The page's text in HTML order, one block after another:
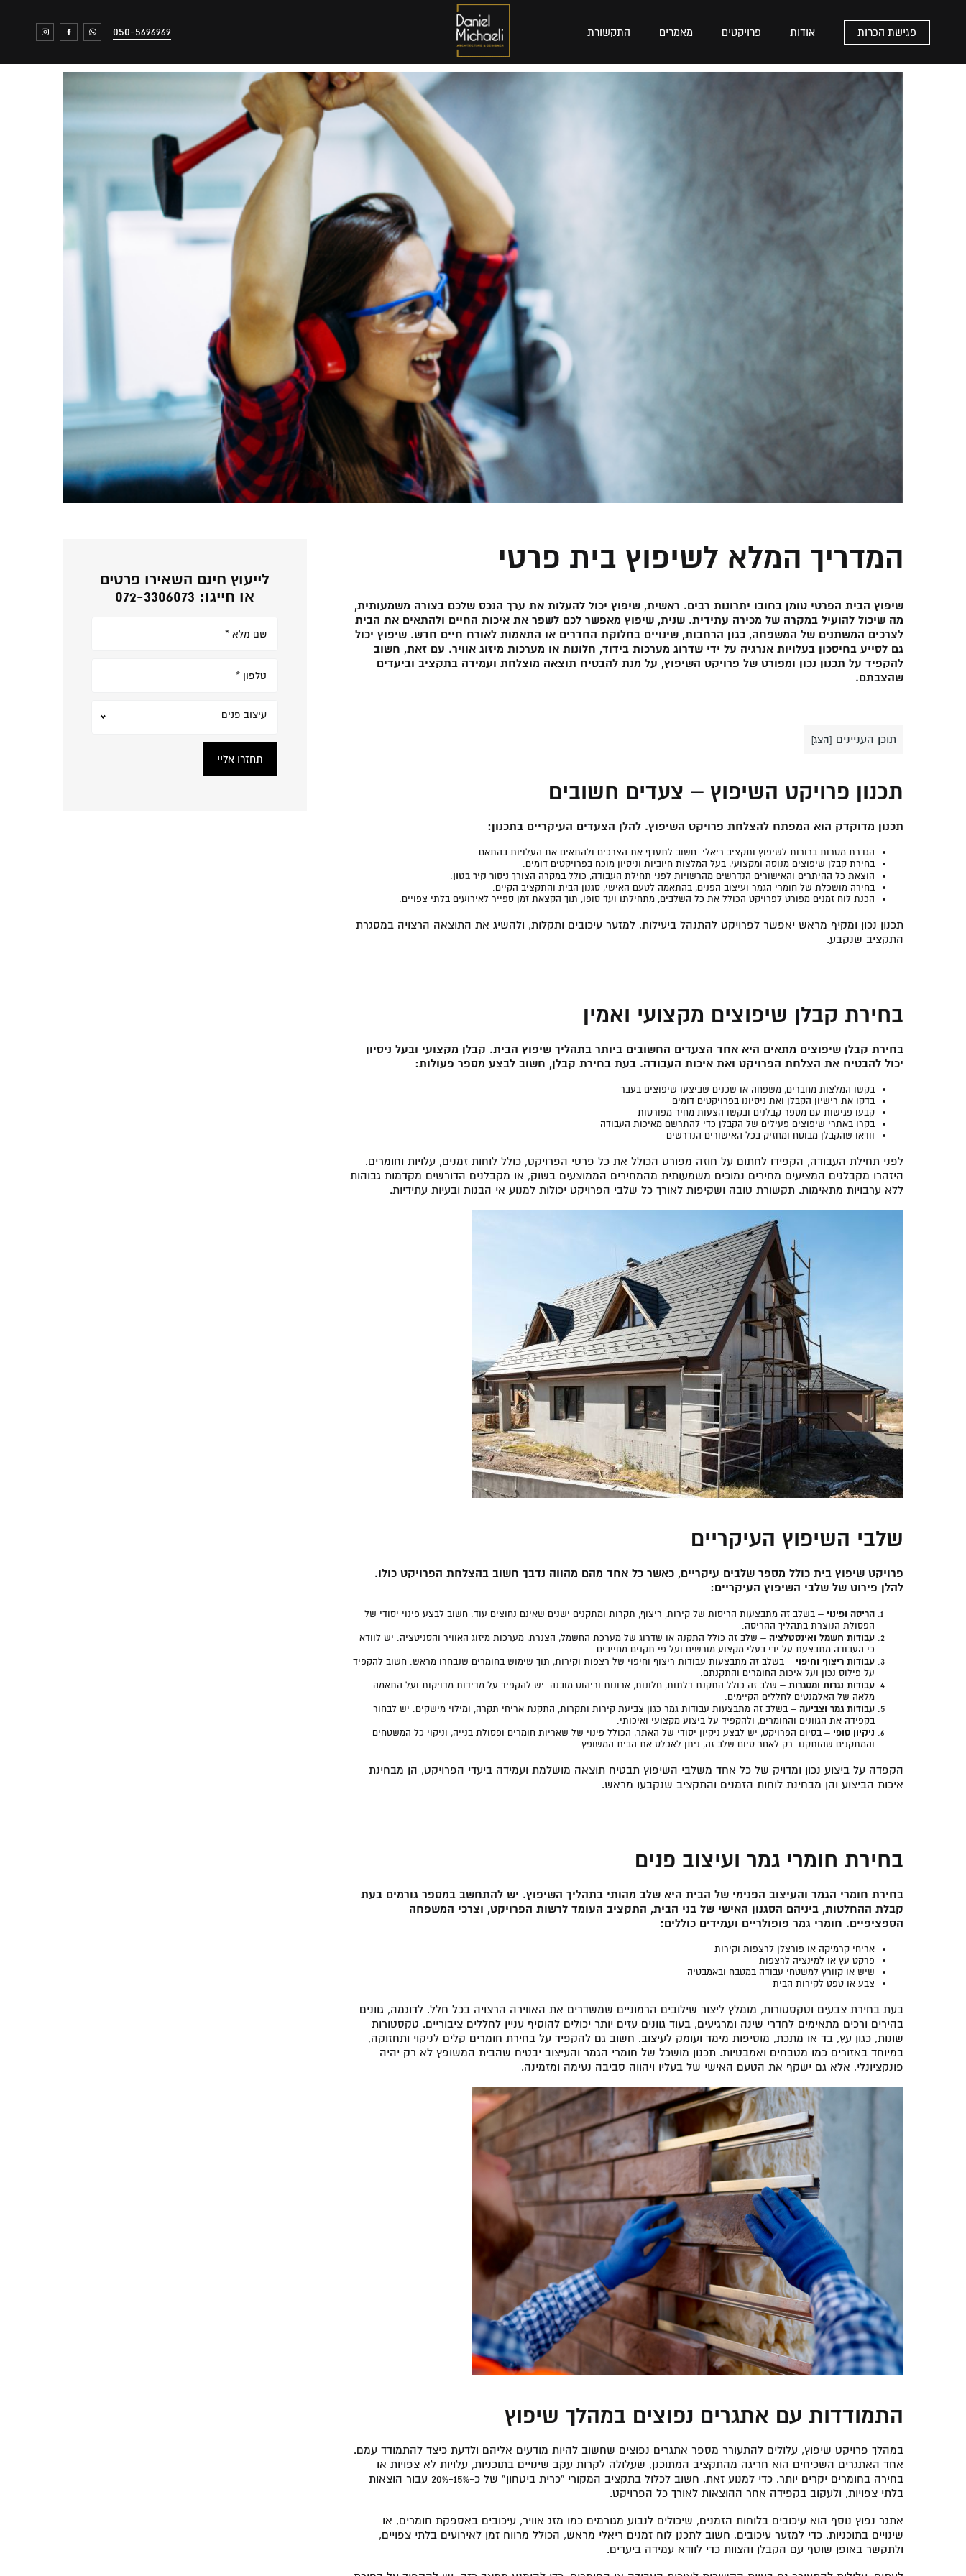
פגישת הכרות אודות פרויקטים מאמרים התקשורת 050-5696969
המדריך המלא לשיפוץ בית פרטי
שיפוץ הבית הפרטי טומן בחובו יתרונות רבים. ראשית, שיפוץ יכול להעלות את ערך הנכס שלכם בצורה משמעותית,
מה שיכול להועיל במקרה של מכירה עתידית. שנית, שיפוץ מאפשר לכם לשפר את איכות החיים ולהתאים את הבית
לצרכים המשתנים של המשפחה, כגון הרחבות, שינויים בחלוקת החדרים או התאמות לאורח חיים חדש. שיפוץ יכול
גם לסייע בחיסכון בעלויות אנרגיה על ידי שדרוג מערכות בידוד, חלונות או מערכות מיזוג אוויר. עם זאת, חשוב
להקפיד על תכנון נכון ומפורט של פרויקט השיפוץ, על מנת להבטיח תוצאה מוצלחת ועמידה בתקציב וביעדים
שהצבתם.
תוכן העניינים [הצג]
תכנון פרויקט השיפוץ – צעדים חשובים
תכנון מדוקדק הוא המפתח להצלחת פרויקט השיפוץ. להלן הצעדים העיקריים בתכנון:
הגדרת מטרות ברורות לשיפוץ ותקציב ריאלי. חשוב לתעדף את הצרכים ולהתאים את העלויות בהתאם.
בחירת קבלן שיפוצים מנוסה ומקצועי, בעל המלצות חיוביות וניסיון מוכח בפרויקטים דומים.
הוצאת כל ההיתרים והאישורים הנדרשים מהרשויות לפני תחילת העבודה, כולל במקרה הצורך ניסור קיר בטון.
בחירה מושכלת של חומרי הגמר ועיצוב הפנים, בהתאמה לטעם האישי, סגנון הבית והתקציב הקיים.
הכנת לוח זמנים מפורט לפרויקט הכולל את כל השלבים, מתחילתו ועד סופו, תוך הקצאת זמן ספייר לאירועים בלתי צפויים.
תכנון נכון ומקיף מראש יאפשר לפרויקט להתנהל ביעילות, למזער עיכובים ותקלות, ולהשיג את התוצאה הרצויה במסגרת
התקציב שנקבע.
בחירת קבלן שיפוצים מקצועי ואמין
בחירת קבלן שיפוצים מתאים היא אחד הצעדים החשובים ביותר בתהליך שיפוץ הבית. קבלן מקצועי ובעל ניסיון
יכול להבטיח את הצלחת הפרויקט ואת איכות העבודה. בעת בחירת קבלן, חשוב לבצע מספר פעולות:
בקשו המלצות מחברים, משפחה או שכנים שביצעו שיפוצים בעבר
בדקו את רישיון הקבלן ואת ניסיונו בפרויקטים דומים
קבעו פגישות עם מספר קבלנים ובקשו הצעות מחיר מפורטות
בקרו באתרי שיפוצים פעילים של הקבלן כדי להתרשם מאיכות העבודה
וודאו שהקבלן מבוטח ומחזיק בכל האישורים הנדרשים
לפני תחילת העבודה, הקפידו לחתום על חוזה מפורט הכולל את כל פרטי הפרויקט, כולל לוחות זמנים, עלויות וחומרים.
היזהרו מקבלנים המציעים מחירים נמוכים משמעותית מהמחירים הממוצעים בשוק, או מקבלנים הדורשים מקדמות גבוהות
ללא ערבויות מתאימות. תקשורת טובה ושקיפות לאורך כל שלבי הפרויקט יכולות למנוע אי הבנות ובעיות עתידיות.
שלבי השיפוץ העיקריים
פרויקט שיפוץ בית כולל מספר שלבים עיקריים, כאשר כל אחד מהם מהווה נדבך חשוב בהצלחת הפרויקט כולו.
להלן פירוט של שלבי השיפוץ העיקריים:
הריסה ופינוי – בשלב זה מתבצעות הריסות של קירות, ריצוף, תקרות ומתקנים ישנים שאינם נחוצים עוד. חשוב לבצע פינוי יסודי של
הפסולת הנוצרת בתהליך ההריסה.
עבודות חשמל ואינסטלציה – שלב זה כולל התקנה או שדרוג של מערכת החשמל, הצנרת, מערכות מיזוג האוויר והסניטציה. יש לוודא
כי העבודה מתבצעת על ידי בעלי מקצוע מורשים ועל פי תקנים מחייבים.
עבודות ריצוף וחיפוי – בשלב זה מתבצעות עבודות ריצוף וחיפוי של רצפות וקירות, תוך שימוש בחומרים שנבחרו מראש. חשוב להקפיד
על פילוס נכון ועל איכות החומרים והתקנתם.
עבודות נגרות ומסגרות – שלב זה כולל התקנת דלתות, חלונות, ארונות וריהוט מובנה. יש להקפיד על מדידות מדויקות ועל התאמה
מלאה של האלמנטים לחללים הקיימים.
עבודות גמר וצביעה – בשלב זה מתבצעות עבודות גמר כגון צביעת קירות ותקרות, התקנת אריחי תקרה, ומילוי מישקים. יש לבחור
בקפידה את הגוונים והחומרים, ולהקפיד על ביצוע מקצועי ואיכותי.
ניקיון סופי – בסיום הפרויקט, יש לבצע ניקיון יסודי של האתר, הכולל פינוי של שאריות חומרים ופסולת בנייה, וניקוי כל המשטחים
והמתקנים שהותקנו. רק לאחר סיום שלב זה, ניתן לאכלס את הבית המשופץ.
הקפדה על ביצוע נכון ומדויק של כל אחד משלבי השיפוץ תבטיח תוצאה מושלמת ועמידה ביעדי הפרויקט, הן מבחינת
איכות הביצוע והן מבחינת לוחות הזמנים והתקציב שנקבעו מראש.
בחירת חומרי גמר ועיצוב פנים
בחירת חומרי הגמר והעיצוב הפנימי של הבית היא שלב מהותי בתהליך השיפוץ. יש להתחשב במספר גורמים בעת
קבלת ההחלטות, ביניהם הסגנון האישי של בני הבית, התקציב העומד לרשות הפרויקט, וצרכי המשפחה
הספציפיים. חומרי גמר פופולריים ועמידים כוללים:
אריחי קרמיקה או פורצלן לרצפות וקירות
פרקט עץ או למינציה לרצפות
שיש או קוורץ למשטחי עבודה במטבח ובאמבטיה
צבע או טפט לקירות הבית
בעת בחירת צבעים וטקסטורות, מומלץ ליצור שילובים הרמוניים שמשדרים את האווירה הרצויה בכל חלל. לדוגמה, גוונים
בהירים ורכים מתאימים לחדרי שינה ומרגיעים, בעוד גוונים עזים יותר יכולים להוסיף עניין לחללים ציבוריים. טקסטורות
שונות, כגון עץ, בד או מתכת, מוסיפות מימד ועומק לעיצוב. חשוב גם להקפיד על בחירת חומרים קלים לניקוי ותחזוקה,
במיוחד באזורים כמו מטבחים ואמבטיות. תכנון מושכל של חומרי הגמר והעיצוב יבטיח שהבית המשופץ לא רק יהיה
פונקציונלי, אלא גם ישקף את הטעם האישי של בעליו ויהווה סביבה נעימה ומזמינה.
התמודדות עם אתגרים נפוצים במהלך שיפוץ
במהלך פרויקט שיפוץ, עלולים להתעורר מספר אתגרים נפוצים שחשוב להיות מודעים אליהם ולדעת כיצד להתמודד עמם.
אחד האתגרים השכיחים הוא חריגה מהתקציב המתוכנן, שעלולה לקרות עקב שינויים בתוכניות, עלויות לא צפויות או
בחירה בחומרים יקרים יותר. כדי למנוע זאת, חשוב לכלול בתקציב המקורי “כרית ביטחון” של כ-15%-20% עבור הוצאות
בלתי צפויות, ולעקוב בקפידה אחר ההוצאות לאורך כל הפרויקט.
אתגר נפוץ נוסף הוא עיכובים בלוחות הזמנים, שיכולים לנבוע מגורמים כמו מזג אוויר, עיכובים באספקת חומרים, או
שינויים בתוכניות. כדי למזער עיכובים, חשוב לתכנן לוח זמנים ריאלי מראש, הכולל מרווח זמן לאירועים בלתי צפויים,
ולתקשר באופן שוטף עם הקבלן והצוות כדי לוודא עמידה ביעדים.
לייעוץ חינם השאירו פרטים
או חייגו: 072-3306073
עיצוב פנים